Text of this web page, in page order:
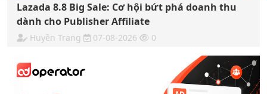
Lazada 8.8 Big Sale: Cơ hội bứt phá doanh thu
dành cho Publisher Affiliate
Huyền Trang 07-08-2026 0